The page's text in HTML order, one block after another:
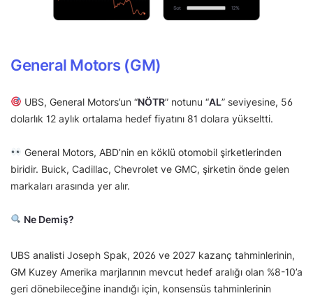
General Motors (GM)
UBS, General Motors’un “NÖTR” notunu “AL” seviyesine, 56
dolarlık 12 aylık ortalama hedef fiyatını 81 dolara yükseltti.
General Motors, ABD’nin en köklü otomobil şirketlerinden
biridir. Buick, Cadillac, Chevrolet ve GMC, şirketin önde gelen
markaları arasında yer alır.
Ne Demiş?
UBS analisti Joseph Spak, 2026 ve 2027 kazanç tahminlerinin,
GM Kuzey Amerika marjlarının mevcut hedef aralığı olan %8-10’a
geri dönebileceğine inandığı için, konsensüs tahminlerinin